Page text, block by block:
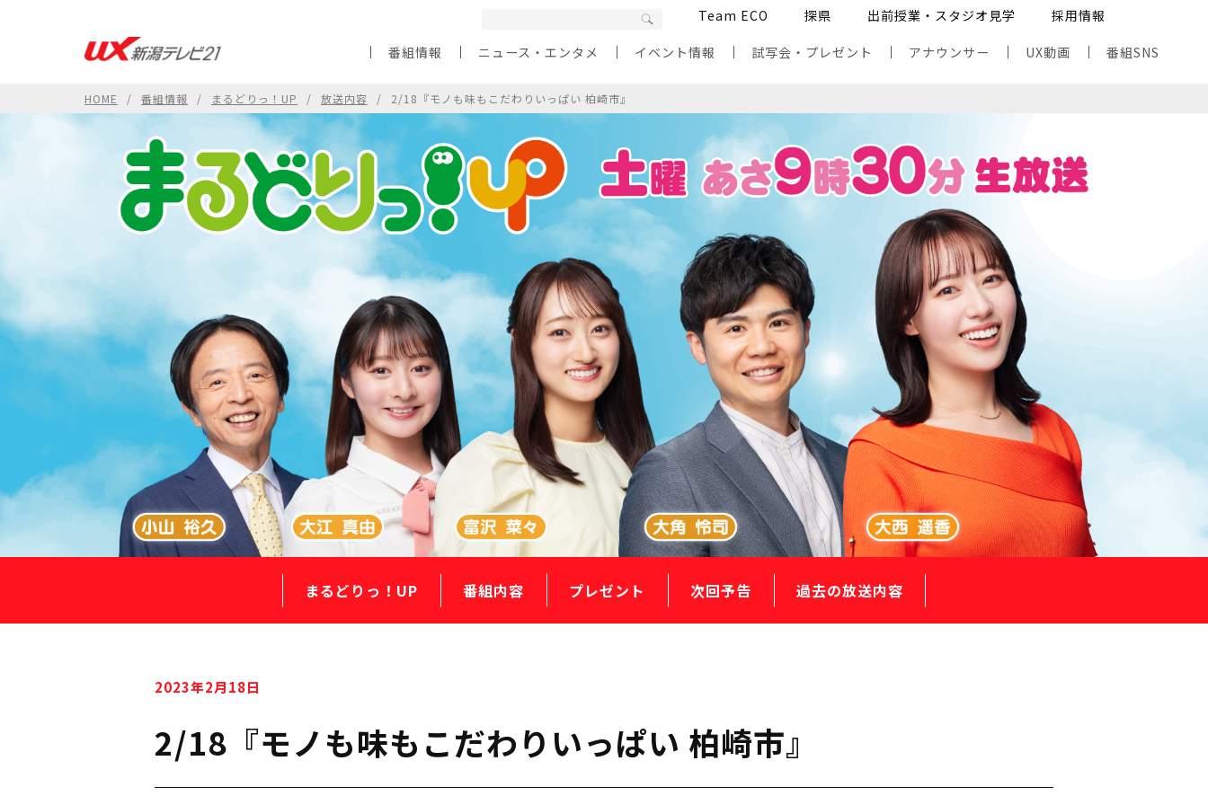
Team ECO 探県 出前授業・スタジオ見学 採用情報
番組情報 ニュース・エンタメ イベント情報 試写会・プレゼント アナウンサー UX動画 番組SNS
HOME 番組情報 まるどりっ！UP 放送内容 2/18『モノも味もこだわりいっぱい 柏崎市』
まるどりっ！UP 番組内容 プレゼント 次回予告 過去の放送内容
2023年2月18日
2/18『モノも味もこだわりいっぱい 柏崎市』